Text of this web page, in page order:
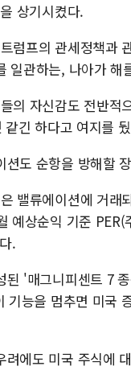
상기시켰다.
럼프의 관세정책과
일관하는, 나아가
의 자신감도 전반
긴 하다고 여지를
도 순항을 방해할
밸류에이션에 거
예상순익 기준
.
된 '매그니피센트 7
기능을 멈추면 미국
려에도 미국 주식에